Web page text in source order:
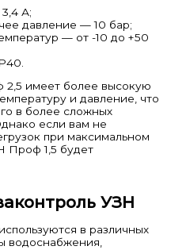
А;
давление — 10 бар;
— от -10 до +50
имеет более высокую
и давление, что
в более сложных
если вам не
при максимальном
Проф 1,5 будет
УЗН
в различных
водоснабжения,